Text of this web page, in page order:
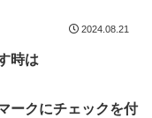
2024.08.21
時は
ークにチェックを付